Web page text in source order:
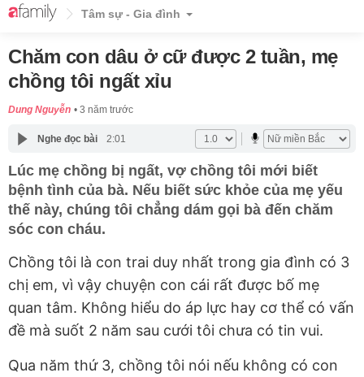
Tâm sự - Gia đình
Chăm con dâu ở cữ được 2 tuần, mẹ
chồng tôi ngất xỉu
Dung Nguyễn 3 năm trước
Nghe đọc bài 2:01
Lúc mẹ chồng bị ngất, vợ chồng tôi mới biết
bệnh tình của bà. Nếu biết sức khỏe của mẹ yếu
thế này, chúng tôi chẳng dám gọi bà đến chăm
sóc con cháu.
Chồng tôi là con trai duy nhất trong gia đình có 3
chị em, vì vậy chuyện con cái rất được bố mẹ
quan tâm. Không hiểu do áp lực hay cơ thể có vấn
đề mà suốt 2 năm sau cưới tôi chưa có tin vui.
Qua năm thứ 3, chồng tôi nói nếu không có con